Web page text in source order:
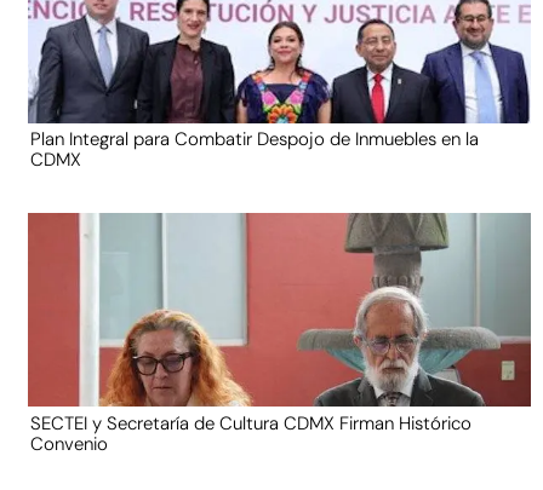
Plan Integral para Combatir Despojo de Inmuebles en la
CDMX
SECTEI y Secretaría de Cultura CDMX Firman Histórico
Convenio